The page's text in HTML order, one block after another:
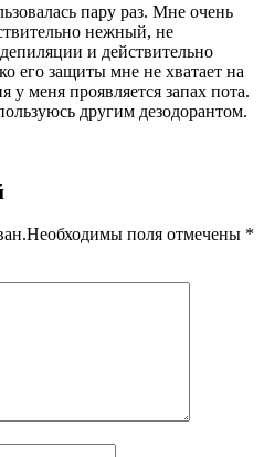
пару раз. Мне очень
нежный, не
и действительно
его защиты мне не хватает на
меня проявляется запах пота.
другим дезодорантом.
поля отмечены *